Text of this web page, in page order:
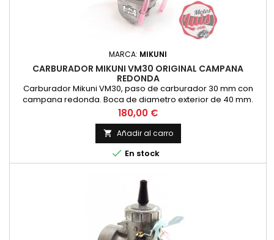
MARCA: MIKUNI
CARBURADOR MIKUNI VM30 ORIGINAL CAMPANA
REDONDA
Carburador Mikuni VM30, paso de carburador 30 mm con
campana redonda. Boca de diametro exterior de 40 mm.
Original Mikuni, no es copia
Precio
180,00 €
 Añadir al carro
 En stock